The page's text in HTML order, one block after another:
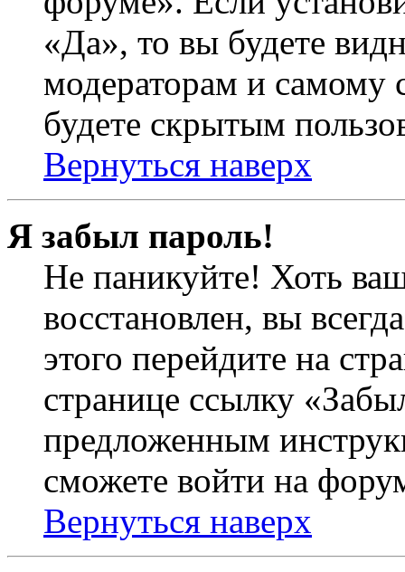
«Да», то вы будете
модераторам и самому
будете скрытым
Вернуться наверх
Я забыл пароль!
Не паникуйте! Хоть
восстановлен, вы
этого перейдите на
странице ссылку
предложенным
сможете войти на
Вернуться наверх